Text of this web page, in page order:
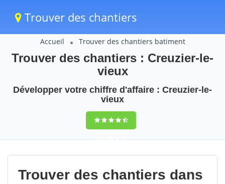
Trouver des chantiers
Accueil Trouver des chantiers batiment
Trouver des chantiers : Creuzier-le-
vieux
Développer votre chiffre d'affaire : Creuzier-le-
vieux
9,5(100%)71
votes
Trouver des chantiers dans